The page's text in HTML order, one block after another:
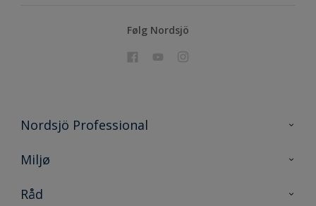
Følg Nordsjö
Nordsjö Professional
Kontakt oss
Prosjekt
Miljø
Bærekraftig utvikling
Råd